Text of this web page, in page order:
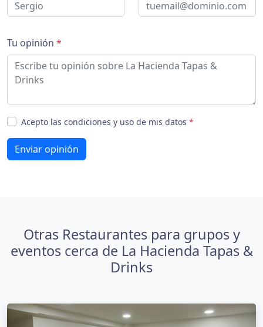
Tu opinión *
Acepto las condiciones y uso de mis datos *
Enviar opinión
Otras Restaurantes para grupos y
eventos cerca de La Hacienda Tapas &
Drinks